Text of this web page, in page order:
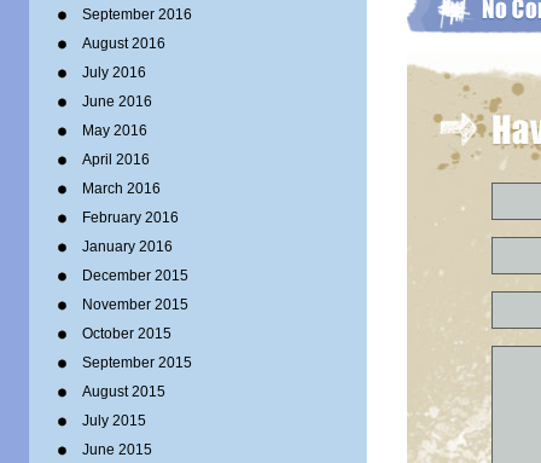
September 2016
August 2016
July 2016
June 2016
May 2016
April 2016
March 2016
February 2016
January 2016
December 2015
November 2015
October 2015
September 2015
August 2015
July 2015
June 2015